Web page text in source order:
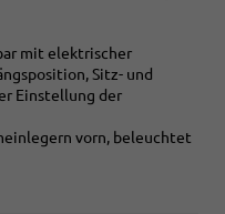
mit elektrischer
Sitz- und
Einstellung der
vorn, beleuchtet